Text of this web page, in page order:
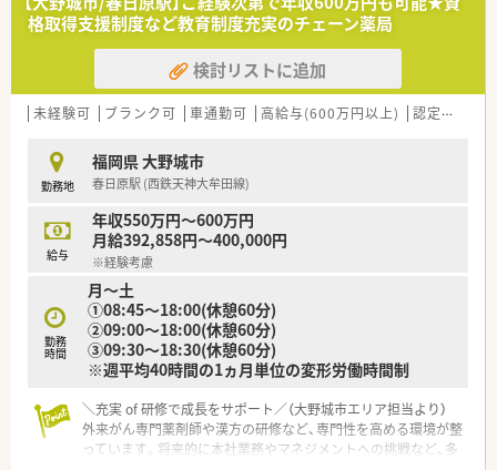
います。
■「薬のいらないくらしを提案する」という独自コンセプトを掲
げ、病気にならないための健康サポートや福祉事業にも注力して
■現場の声を大切にする社風があり、定期的な社内アンケートを
通じて労働環境の改善を継続的に行い、離職率の低下を実現して
【求人情報について】
円となっており、これまでの経験や能力を最大限に考慮して決定
します。
■昇給は年1回、賞与は年2回支給される安定した給与体系に加
え、薬剤師手当75,000円や職務手当などの諸手当も充実してい
ます。
■遠方からの入職を検討されている方には、社内規定に基づいた
転居費用の補助や、月額40,000円の住宅手当支給などのサポー
トがあります。
格取得支援制度など教育制度充実のチェーン薬局
検討リストに追加
未経験可 ブランク可 車通勤可 高給与(600万円以上) 認定薬剤師取得支援あり
勤務地
福岡県 大野城市
春日原駅 (西鉄天神大牟田線)
給与
年収550万円～600万円
月給392,858円～400,000円
※経験考慮
勤務
時間
月～土
①08:45～18:00(休憩60分)
②09:00～18:00(休憩60分)
③09:30～18:30(休憩60分)
※週平均40時間の1ヵ月単位の変形労働時間制
＼充実 of 研修で成長をサポート／（大野城市エリア担当より）
外来がん専門薬剤師や漢方の研修など、専門性を高める環境が整
っています。将来的に本社業務やマネジメントへの挑戦など、多